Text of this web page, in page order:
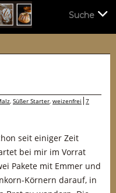
, Süßer Starter, weizenfrei 7
seit einiger Zeit
bei mir im Vorrat
Pakete mit Emmer und
Körnern darauf, in
Suche
Suche